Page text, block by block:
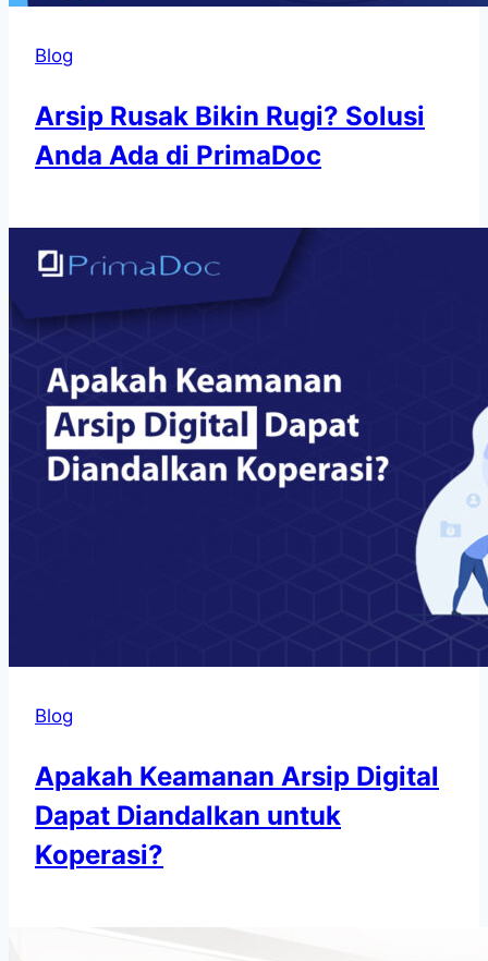
Blog
Arsip Rusak Bikin Rugi? Solusi
Anda Ada di PrimaDoc
Blog
Apakah Keamanan Arsip Digital
Dapat Diandalkan untuk
Koperasi?